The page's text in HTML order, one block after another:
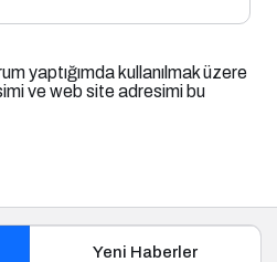
yaptığımda kullanılmak üzere
ve web site adresimi bu
Yeni Haberler